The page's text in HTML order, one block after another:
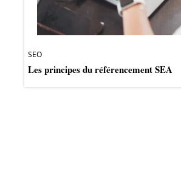
SEO
Les principes du référencement SEA